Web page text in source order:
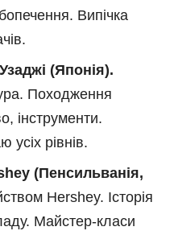
Випічка
(Японія).
Походження
інструменти.
усіх рівнів.
(Пенсильванія,
Hershey. Історія
Майстер-класи